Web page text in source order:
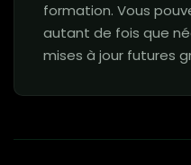
formation. Vous
autant de fois que
mises à jour futures